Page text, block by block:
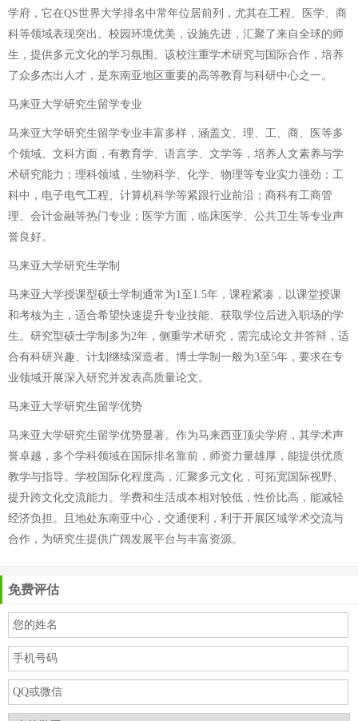
学府，它在QS世界大学排名中常年位居前列，尤其在工程、医学、商
科等领域表现突出。校园环境优美，设施先进，汇聚了来自全球的师
生，提供多元文化的学习氛围。该校注重学术研究与国际合作，培养
了众多杰出人才，是东南亚地区重要的高等教育与科研中心之一。
马来亚大学研究生留学专业
马来亚大学研究生留学专业丰富多样，涵盖文、理、工、商、医等多
个领域。文科方面，有教育学、语言学、文学等，培养人文素养与学
术研究能力；理科领域，生物科学、化学、物理等专业实力强劲；工
科中，电子电气工程、计算机科学等紧跟行业前沿；商科有工商管
理、会计金融等热门专业；医学方面，临床医学、公共卫生等专业声
誉良好。
马来亚大学研究生学制
马来亚大学授课型硕士学制通常为1至1.5年，课程紧凑，以课堂授课
和考核为主，适合希望快速提升专业技能、获取学位后进入职场的学
生。研究型硕士学制多为2年，侧重学术研究，需完成论文并答辩，适
合有科研兴趣、计划继续深造者。博士学制一般为3至5年，要求在专
业领域开展深入研究并发表高质量论文。
马来亚大学研究生留学优势
马来亚大学研究生留学优势显著。作为马来西亚顶尖学府，其学术声
誉卓越，多个学科领域在国际排名靠前，师资力量雄厚，能提供优质
教学与指导。学校国际化程度高，汇聚多元文化，可拓宽国际视野、
提升跨文化交流能力。学费和生活成本相对较低，性价比高，能减轻
经济负担。且地处东南亚中心，交通便利，利于开展区域学术交流与
合作，为研究生提供广阔发展平台与丰富资源。
免费评估